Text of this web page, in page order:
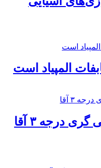
المپیاد است
درجه ۳ آقا